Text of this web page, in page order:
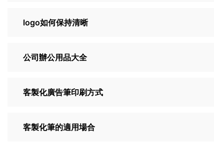
logo如何保持清晰
公司辦公用品大全
客製化廣告筆印刷方式
客製化筆的適用場合